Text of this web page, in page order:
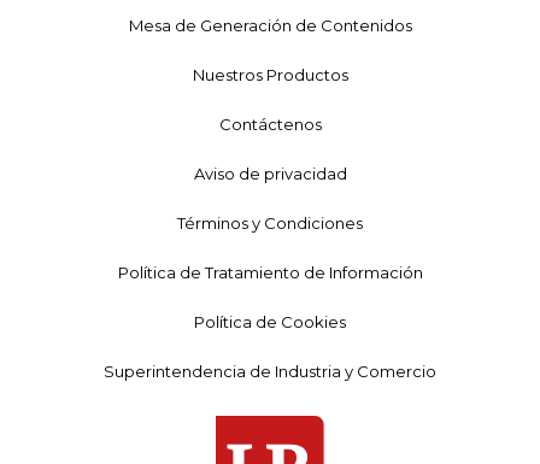
Mesa de Generación de Contenidos
Nuestros Productos
Contáctenos
Aviso de privacidad
Términos y Condiciones
Política de Tratamiento de Información
Política de Cookies
Superintendencia de Industria y Comercio